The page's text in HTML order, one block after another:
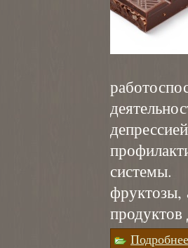
системы.
фруктозы,
продуктов
Подробнее